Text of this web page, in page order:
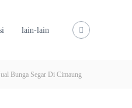
lain-lain
Bunga Segar Di Cimaung